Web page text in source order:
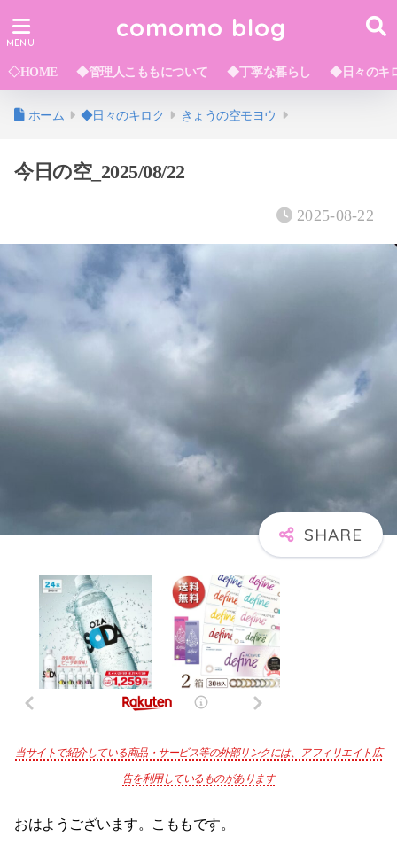
comomo blog
◇HOME ◆管理人こももについて ◆丁寧な暮らし ◆日々のキ
ホーム ◆日々のキロク きょうの空モヨウ
今日の空_2025/08/22
2025-08-22
当サイトで紹介している商品・サービス等の外部リンクには、アフィリエイト広
告を利用しているものがあります
おはようございます。こももです。